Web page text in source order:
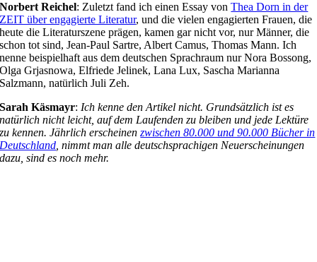
Norbert Reichel: Zuletzt fand ich einen Essay vonThea Dorn in der
ZEIT über engagierte Literatur, und die vielen engagierten Frauen, die
heute die Literaturszene prägen, kamen gar nicht vor, nur Männer, die
schon tot sind, Jean-Paul Sartre, Albert Camus, Thomas Mann. Ich
nenne beispielhaft aus dem deutschen Sprachraum nur Nora Bossong,
Olga Grjasnowa, Elfriede Jelinek, Lana Lux, Sascha Marianna
Salzmann, natürlich Juli Zeh.
Sarah Käsmayr: Ich kenne den Artikel nicht. Grundsätzlich ist es
natürlich nicht leicht, auf dem Laufenden zu bleiben und jede Lektüre
zu kennen. Jährlich erscheinenzwischen 80.000 und 90.000 Bücher in
Deutschland , nimmt man alle deutschsprachigen Neuerscheinungen
dazu, sind es noch mehr.